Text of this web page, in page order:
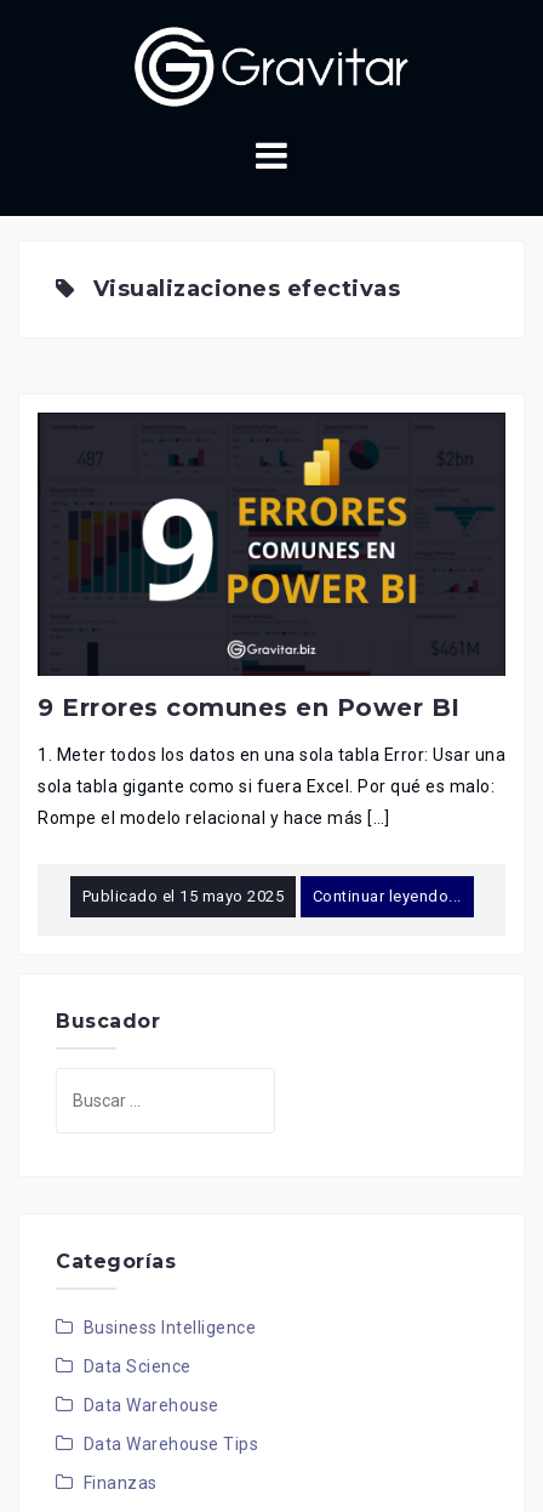
Visualizaciones efectivas
9 Errores comunes en Power BI
1. Meter todos los datos en una sola tabla Error: Usar una
sola tabla gigante como si fuera Excel. Por qué es malo:
Rompe el modelo relacional y hace más […]
Publicado el 15 mayo 2025 Continuar leyendo...
Buscador
Categorías
Business Intelligence
Data Science
Data Warehouse
Data Warehouse Tips
Finanzas